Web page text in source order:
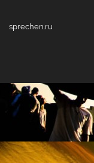
sprechen.ru